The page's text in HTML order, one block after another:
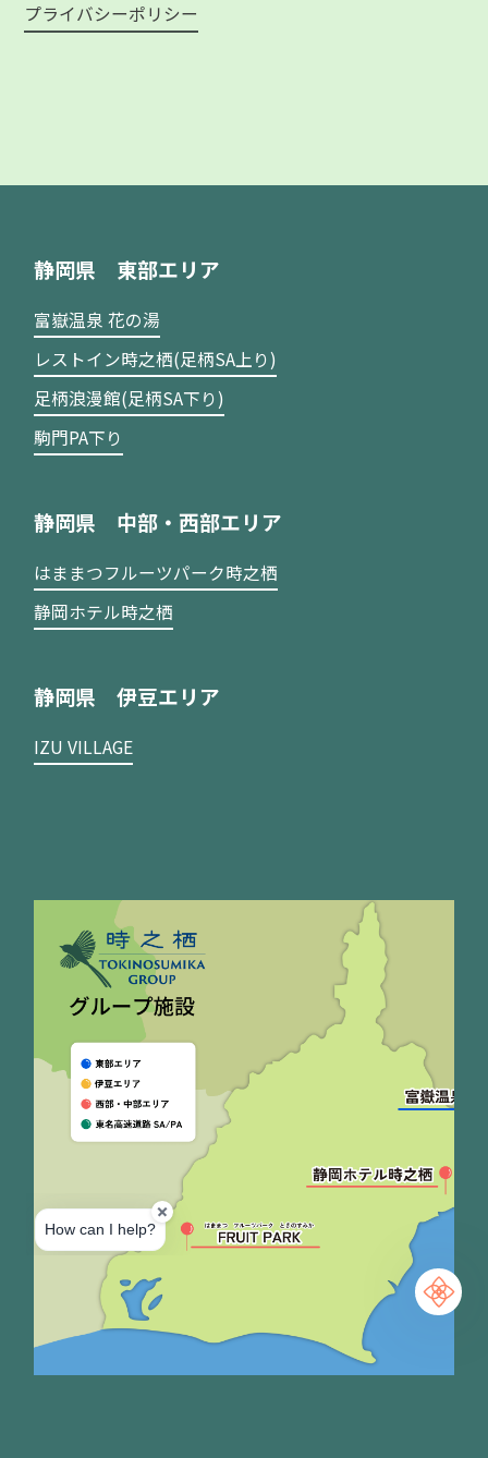
プライバシーポリシー
静岡県 東部エリア
富嶽温泉 花の湯
レストイン時之栖(足柄SA上り)
足柄浪漫館(足柄SA下り)
駒門PA下り
静岡県 中部・西部エリア
はままつフルーツパーク時之栖
静岡ホテル時之栖
静岡県 伊豆エリア
IZU VILLAGE